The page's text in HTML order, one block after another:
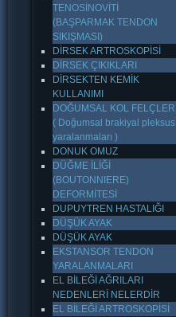
TENOSİNOVİTİ
(BAŞPARMAK TENDON
SIKIŞMASI)
DİRSEK ARTROSKOPİSİ
DİRSEK ÇIKIKLARI
DİRSEKTEN KEMİK
KULLANIMI
DOĞUMSAL KOL FELÇLERİ
( Doğumsal brakiyal pleksus
yaralanmaları )
DONUK OMUZ
DÜĞME İLİĞİ
(BOUTONNIERE)
DEFORMİTESİ
DUPUYTREN HASTALIĞI
DÜŞÜK AYAK
DÜŞÜK AYAK
EKSTANSOR TENDON
YARALANMALARI
EL BİLEĞİ AĞRILARI
NEDENLERİ NELERDİR
EL BİLEĞİ ARTROSKOPİSİ